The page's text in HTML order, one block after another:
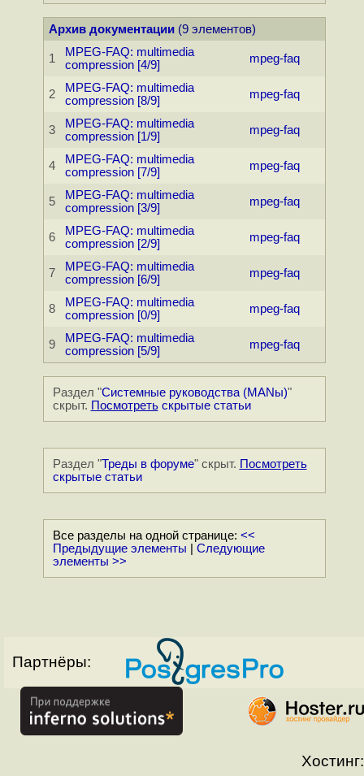
Архив документации(9 элементов)
1
MPEG-FAQ: multimedia
compression [4/9]
mpeg-faq
2
MPEG-FAQ: multimedia
compression [8/9]
mpeg-faq
3
MPEG-FAQ: multimedia
compression [1/9]
mpeg-faq
4
MPEG-FAQ: multimedia
compression [7/9]
mpeg-faq
5
MPEG-FAQ: multimedia
compression [3/9]
mpeg-faq
6
MPEG-FAQ: multimedia
compression [2/9]
mpeg-faq
7
MPEG-FAQ: multimedia
compression [6/9]
mpeg-faq
8
MPEG-FAQ: multimedia
compression [0/9]
mpeg-faq
9
MPEG-FAQ: multimedia
compression [5/9]
mpeg-faq
Раздел "Системные руководства (MANы)"
скрыт. Посмотретьскрытые статьи
Раздел "Треды в форуме" скрыт. Посмотреть
скрытые статьи
Все разделы на одной странице: <<
Предыдущие элементы
Следующие
элементы >>
Партнёры:
Хостинг: